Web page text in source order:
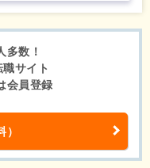
多数！
サイト
会員登録